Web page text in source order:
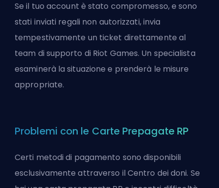
Se il tuo account è stato compromesso, e sono
stati inviati regali non autorizzati, invia
tempestivamente un ticket direttamente al
team di supporto di Riot Games. Un specialista
esaminerà la situazione e prenderà le misure
appropriate.
Problemi con le Carte Prepagate RP
Certi metodi di pagamento sono disponibili
esclusivamente attraverso il Centro dei doni. Se